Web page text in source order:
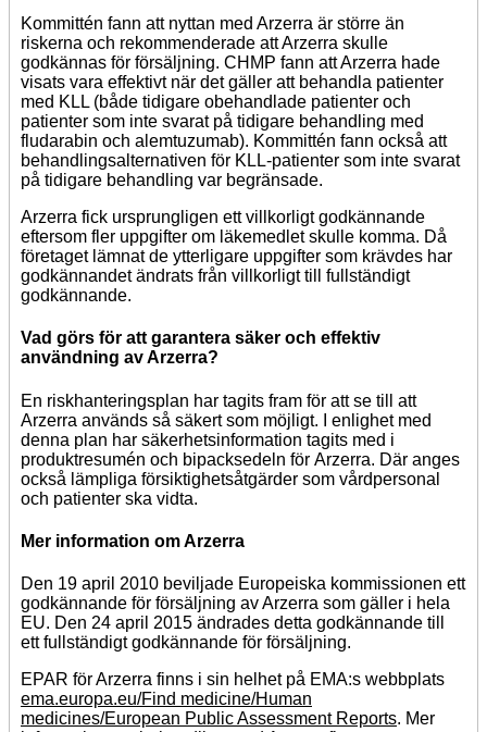
Kommittén fann att nyttan med Arzerra är större än
riskerna och rekommenderade att Arzerra skulle
godkännas för försäljning. CHMP fann att Arzerra hade
visats vara effektivt när det gäller att behandla patienter
med KLL (både tidigare obehandlade patienter och
patienter som inte svarat på tidigare behandling med
fludarabin och alemtuzumab). Kommittén fann också att
behandlingsalternativen för KLL-patienter som inte svarat
på tidigare behandling var begränsade.
Arzerra fick ursprungligen ett villkorligt godkännande
eftersom fler uppgifter om läkemedlet skulle komma. Då
företaget lämnat de ytterligare uppgifter som krävdes har
godkännandet ändrats från villkorligt till fullständigt
godkännande.
Vad görs för att garantera säker och effektiv
användning av Arzerra?
En riskhanteringsplan har tagits fram för att se till att
Arzerra används så säkert som möjligt. I enlighet med
denna plan har säkerhetsinformation tagits med i
produktresumén och bipacksedeln för Arzerra. Där anges
också lämpliga försiktighetsåtgärder som vårdpersonal
och patienter ska vidta.
Mer information om Arzerra
Den 19 april 2010 beviljade Europeiska kommissionen ett
godkännande för försäljning av Arzerra som gäller i hela
EU. Den 24 april 2015 ändrades detta godkännande till
ett fullständigt godkännande för försäljning.
EPAR för Arzerra finns i sin helhet på EMA:s webbplats
ema.europa.eu/Find medicine/Human
medicines/European Public Assessment Reports. Mer